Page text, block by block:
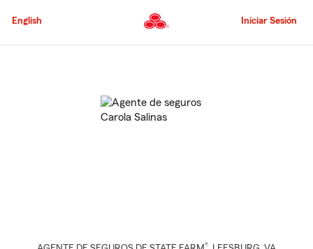
al
principal
English Iniciar Sesión
®